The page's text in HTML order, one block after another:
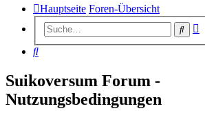
Hauptseite Foren-Übersicht
Suche
Suche
Suikoversum Forum -
Nutzungsbedingungen